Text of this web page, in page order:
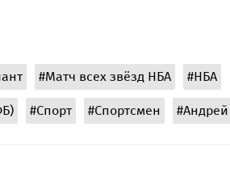
#Матч всех звёзд НБА #НБА
#Спорт #Спортсмен